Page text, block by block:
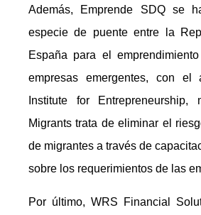
Además, Emprende SDQ se
especie de puente entre la
España para el
empresas emergentes, con el
Institute for Entrepreneurship,
Migrants trata de eliminar el
de migrantes a través de
sobre los requerimientos de las
Por último, WRS Financial